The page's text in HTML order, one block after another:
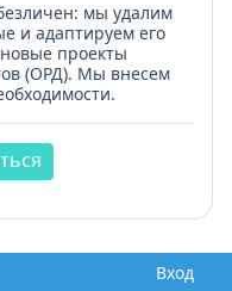
мы удалим
и адаптируем его
проекты
(ОРД). Мы внесем
Вход